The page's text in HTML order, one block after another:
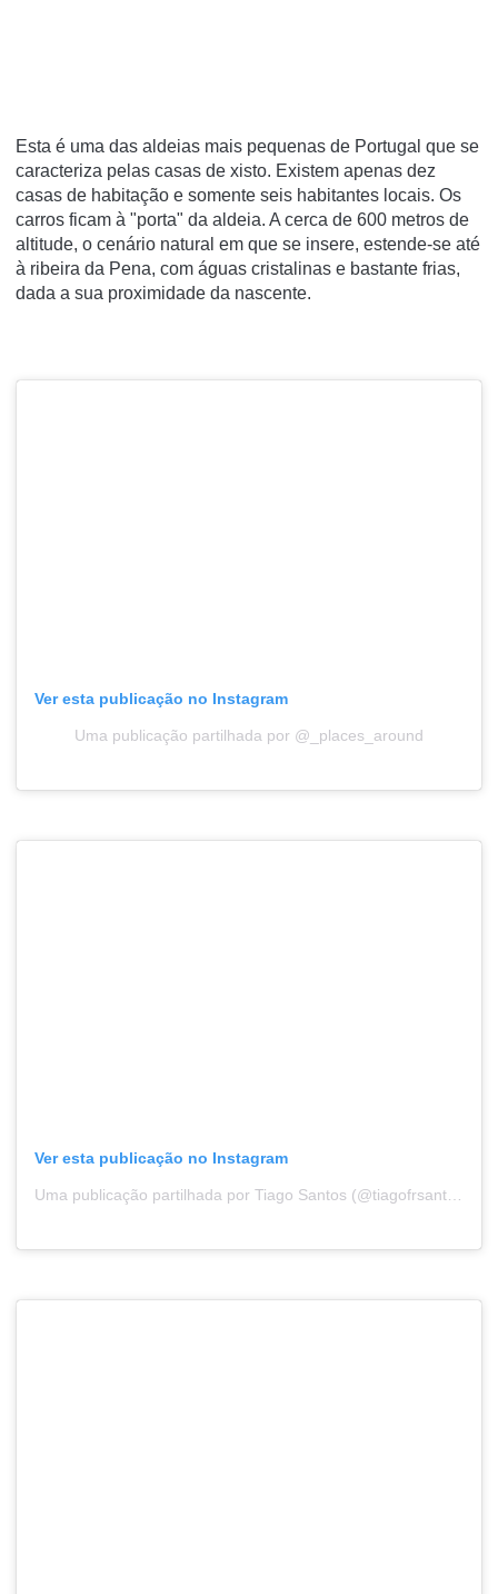
Esta é uma das aldeias mais pequenas de Portugal que se
caracteriza pelas casas de xisto. Existem apenas dez
casas de habitação e somente seis habitantes locais. Os
carros ficam à "porta" da aldeia. A cerca de 600 metros de
altitude, o cenário natural em que se insere, estende-se até
à ribeira da Pena, com águas cristalinas e bastante frias,
dada a sua proximidade da nascente.
Ver esta publicação no Instagram
Uma publicação partilhada por @_places_around
Ver esta publicação no Instagram
Uma publicação partilhada por Tiago Santos (@tiagofrsantos)